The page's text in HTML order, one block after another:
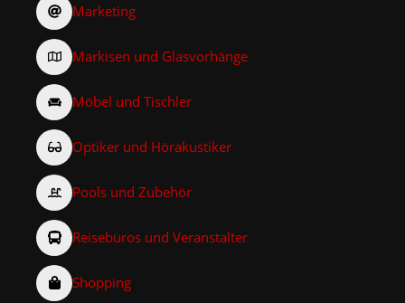
Marketing
Markisen und Glasvorhänge
Möbel und Tischler
Optiker und Hörakustiker
Pools und Zubehör
Reisebüros und Veranstalter
Shopping